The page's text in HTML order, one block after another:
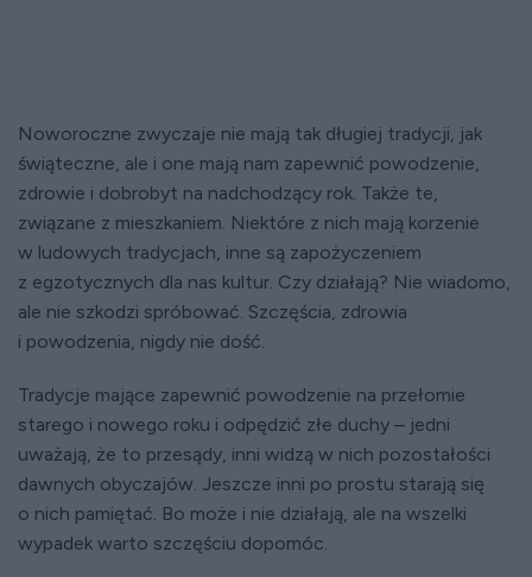
Noworoczne zwyczaje nie mają tak długiej tradycji, jak
świąteczne, ale i one mają nam zapewnić powodzenie,
zdrowie i dobrobyt na nadchodzący rok. Także te,
związane z mieszkaniem. Niektóre z nich mają korzenie
w ludowych tradycjach, inne są zapożyczeniem
z egzotycznych dla nas kultur. Czy działają? Nie wiadomo,
ale nie szkodzi spróbować. Szczęścia, zdrowia
i powodzenia, nigdy nie dość.
Tradycje mające zapewnić powodzenie na przełomie
starego i nowego roku i odpędzić złe duchy – jedni
uważają, że to przesądy, inni widzą w nich pozostałości
dawnych obyczajów. Jeszcze inni po prostu starają się
o nich pamiętać. Bo może i nie działają, ale na wszelki
wypadek warto szczęściu dopomóc.